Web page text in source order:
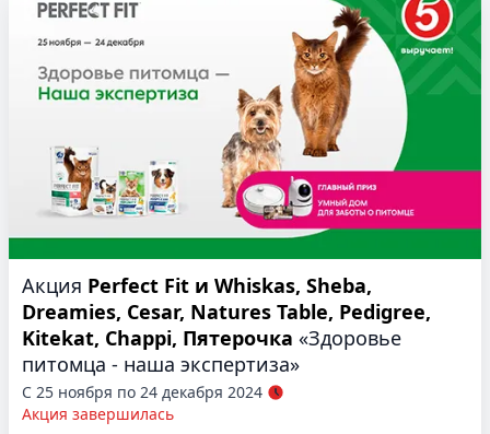
Акция Perfect Fit и Whiskas, Sheba,
Dreamies, Cesar, Natures Table, Pedigree,
Kitekat, Chappi, Пятерочка «Здоровье
питомца - наша экспертиза»
С 25 ноября по 24 декабря 2024
Акция завершилась